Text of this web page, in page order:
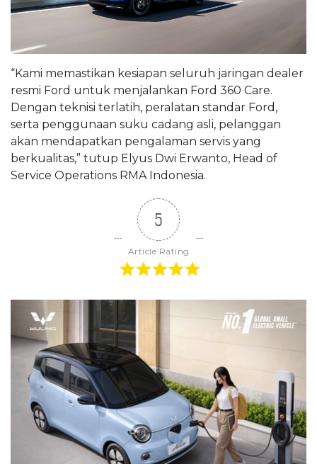
“Kami memastikan kesiapan seluruh jaringan dealer
resmi Ford untuk menjalankan Ford 360 Care.
Dengan teknisi terlatih, peralatan standar Ford,
serta penggunaan suku cadang asli, pelanggan
akan mendapatkan pengalaman servis yang
berkualitas,” tutup Elyus Dwi Erwanto, Head of
Service Operations RMA Indonesia.
5
Article Rating